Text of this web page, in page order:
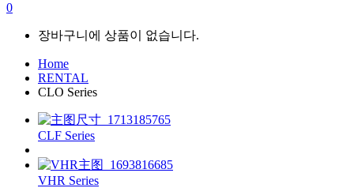
0
장바구니에 상품이 없습니다.
Home
RENTAL
CLO Series
CLF Series
VHR Series